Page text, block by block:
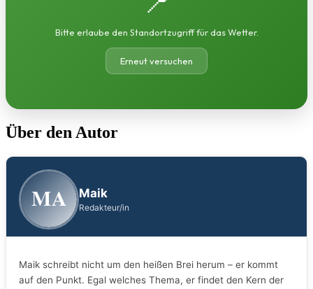
Bitte erlaube den Standortzugriff für das Wetter.
Erneut versuchen
Über den Autor
MA Maik
Redakteur/in
Maik schreibt nicht um den heißen Brei herum – er kommt
auf den Punkt. Egal welches Thema, er findet den Kern der